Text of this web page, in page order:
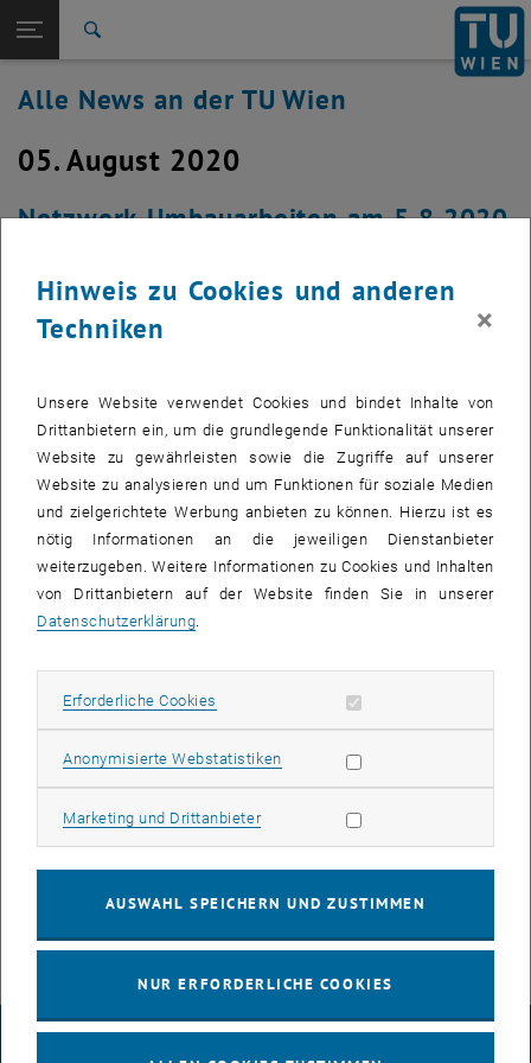
TU Login
Quicklinks
Quicklinks-Menü umschalten
Studium
International
Karriere
Zur 1. Menü Ebene
Alle News
Zurück: Subseiten von TU Wien Startseite auflisten
TU Wien Startseite
Alle News an der TU Wien
05. August 2020
Netzwerk-Umbauarbeiten am 5.8.2020
in den Bereichen AB04, AC04, AE03
Im Zuge der Erneuerung und Konsolidierung unserer
Netzwerkinfrastruktur, steht die Erneuerung unserer
Hardware im Verteilerraum AC0402C bevor. Von diesem
Umbau betroffen sind Netzwerk-, Telefon- und Access Point-
Anschlüsse in folgenden Gebäudebereichen: AB04, AC04,
AE03.
betroffenen Anschlüsse:
- Computer und Netzwerkfähige Geräte (Drucker, etc.)
- Telefone
- WLAN
- eventuelle Zutrittskontrollsysteme
Bei Fragen oder bei Problemen im Rahmen der Arbeiten wenden Sie
Hinweis zu Cookies und anderen
Techniken
×
Unsere Website verwendet Cookies und bindet Inhalte von
Drittanbietern ein, um die grundlegende Funktionalität unserer
Website zu gewährleisten sowie die Zugriffe auf unserer
Website zu analysieren und um Funktionen für soziale Medien
und zielgerichtete Werbung anbieten zu können. Hierzu ist es
nötig Informationen an die jeweiligen Dienstanbieter
weiterzugeben. Weitere Informationen zu Cookies und Inhalten
von Drittanbietern auf der Website finden Sie in unserer
Datenschutzerklärung.
Erforderliche Cookies Erforderliche Cookies zulassen
Anonymisierte WebstatistikenStatistik Cookies zulassen
Marketing und DrittanbieterMarketing Cookies zulassen
AUSWAHL SPEICHERN UND ZUSTIMMEN
NUR ERFORDERLICHE COOKIES